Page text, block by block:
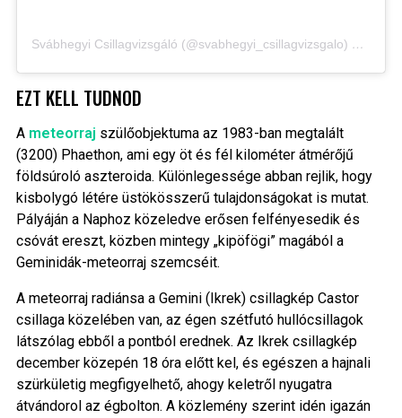
Svábhegyi Csillagvizsgáló (@svabhegyi_csillagvizsgalo) által megosztott bejegyzés
EZT KELL TUDNOD
A meteorraj szülőobjektuma az 1983-ban megtalált
(3200) Phaethon, ami egy öt és fél kilométer átmérőjű
földsúroló aszteroida. Különlegessége abban rejlik, hogy
kisbolygó létére üstökösszerű tulajdonságokat is mutat.
Pályáján a Naphoz közeledve erősen felfényesedik és
csóvát ereszt, közben mintegy „kipöfögi” magából a
Geminidák-meteorraj szemcséit.
A meteorraj radiánsa a Gemini (Ikrek) csillagkép Castor
csillaga közelében van, az égen szétfutó hullócsillagok
látszólag ebből a pontból erednek. Az Ikrek csillagkép
december közepén 18 óra előtt kel, és egészen a hajnali
szürkületig megfigyelhető, ahogy keletről nyugatra
átvándorol az égbolton. A közlemény szerint idén igazán